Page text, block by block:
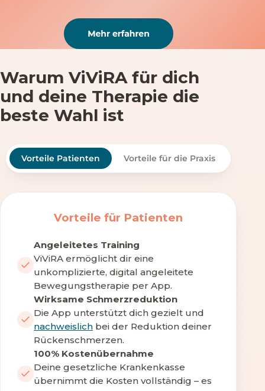
Warum ViViRA für dich
und deine Therapie die
beste Wahl ist
Vorteile Patienten Vorteile für die Praxis
Vorteile für Patienten
Angeleitetes Training
ViViRA ermöglicht dir eine
unkomplizierte, digital angeleitete
Bewegungstherapie per App.
Wirksame Schmerzreduktion
Die App unterstützt dich gezielt und
nachweislich bei der Reduktion deiner
Rückenschmerzen.
100% Kostenübernahme
Deine gesetzliche Krankenkasse
übernimmt die Kosten vollständig – es